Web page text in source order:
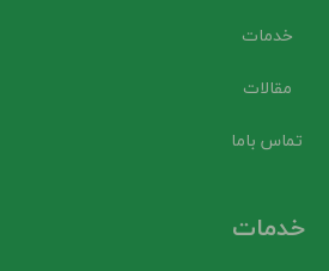
خدمات
مقالات
تماس باما
خدمات